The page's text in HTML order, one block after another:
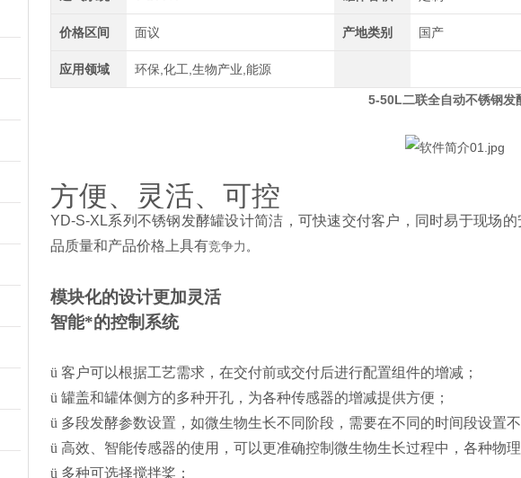
价格区间 面议 产地类别 国产
应用领域 环保,化工,生物产业,能源
5-50L二联全自动不锈钢发
方便、灵活、可控
YD-S-XL系列不锈钢发酵罐设计简洁，可快速交付客户，同时易于现场
品质量和产品价格上具有竞争力 。
模块化的设计更加灵活
智能*的控制系统
ü 客户可以根据工艺需求，在交付前或交付后进行配置组件的增减；
ü 罐盖和罐体侧方的多种开孔，为各种传感器的增减提供方便；
ü 多段发酵参数设置，如微生物生长不同阶段，需要在不同的时间段设置
ü 高效、智能传感器的使用，可以更准确控制微生物生长过程中，各种物
ü 多种可选择搅拌桨；